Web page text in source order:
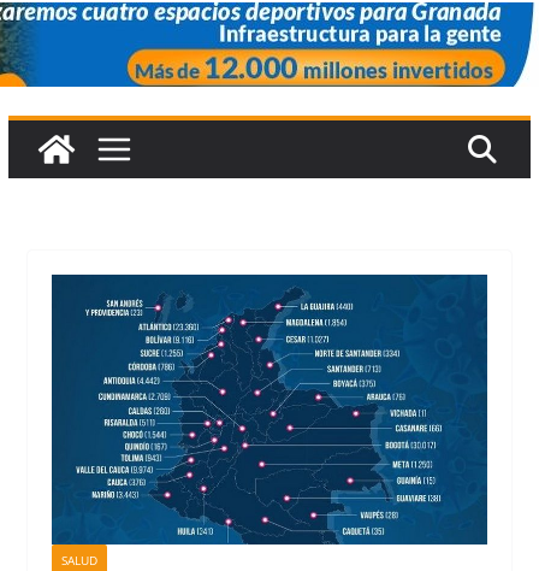
SALUD